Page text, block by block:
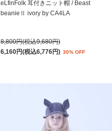
eLfinFolk 耳付きニット帽 / Beast
beanieⅡ ivory by CA4LA
8,800円(税込9,680円)
6,160円(税込6,776円) 30% OFF